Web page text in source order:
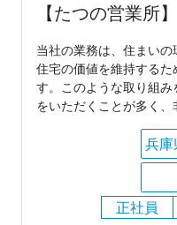
【たつの営業所
当社の業務は、住まいの
住宅の価値を維持する
す。このような取り組
をいただくことが多く、
兵庫
正社員